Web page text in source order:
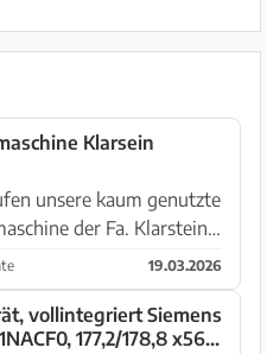
Klarsein
unsere kaum genutzte
der Fa. Klarstein.
Porto Cristo
19.03.2026
vollintegriert Siemens
177,2/178,8 x56/